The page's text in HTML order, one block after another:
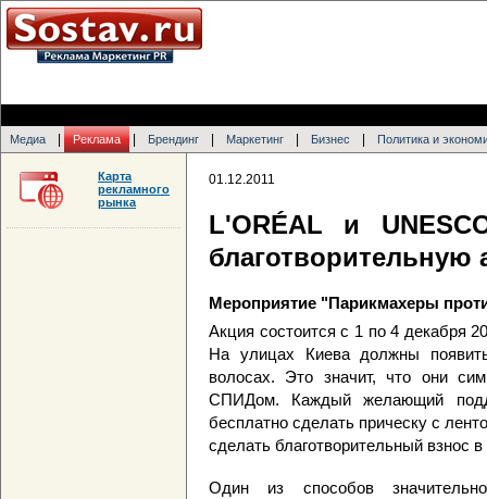
Медиа Реклама Брендинг Маркетинг Бизнес Политика и
01.12.2011
L'ORÉAL и
благотворительную
Мероприятие "Парикмахеры
Акция состоится с 1 по 4 декабря
На улицах Киева должны
волосах. Это значит, что они
СПИДом. Каждый желающий
бесплатно сделать прическу с
сделать благотворительный взнос
Один из способов
Карта
рекламного
рынка